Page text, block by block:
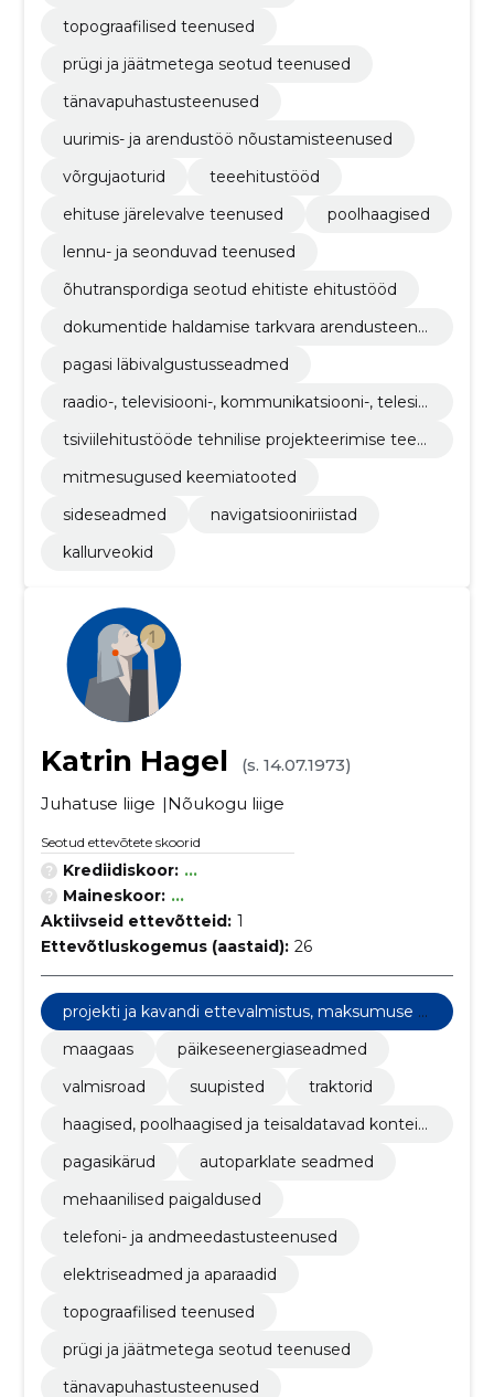
topograafilised teenused
prügi ja jäätmetega seotud teenused
tänavapuhastusteenused
uurimis- ja arendustöö nõustamisteenused
võrgujaoturid
teeehitustööd
ehituse järelevalve teenused
poolhaagised
lennu- ja seonduvad teenused
õhutranspordiga seotud ehitiste ehitustööd
dokumentide haldamise tarkvara arendusteenu
pagasi läbivalgustusseadmed
raadio-, televisiooni-, kommunikatsiooni-, telesid
tsiviilehitustööde tehnilise projekteerimise teen
mitmesugused keemiatooted
sideseadmed
navigatsiooniriistad
kallurveokid
Katrin Hagel
(s. 14.07.1973)
Juhatuse liige
Nõukogu liige
Seotud ettevõtete skoorid
Krediidiskoor: ...
Maineskoor: ...
Aktiivseid ettevõtteid: 1
Ettevõtluskogemus (aastaid): 26
projekti ja kavandi ettevalmistus, maksumuse hi
ndamine
maagaas
päikeseenergiaseadmed
valmisroad
suupisted
traktorid
haagised, poolhaagised ja teisaldatavad kontein
pagasikärud
autoparklate seadmed
mehaanilised paigaldused
telefoni- ja andmeedastusteenused
elektriseadmed ja aparaadid
topograafilised teenused
prügi ja jäätmetega seotud teenused
tänavapuhastusteenused